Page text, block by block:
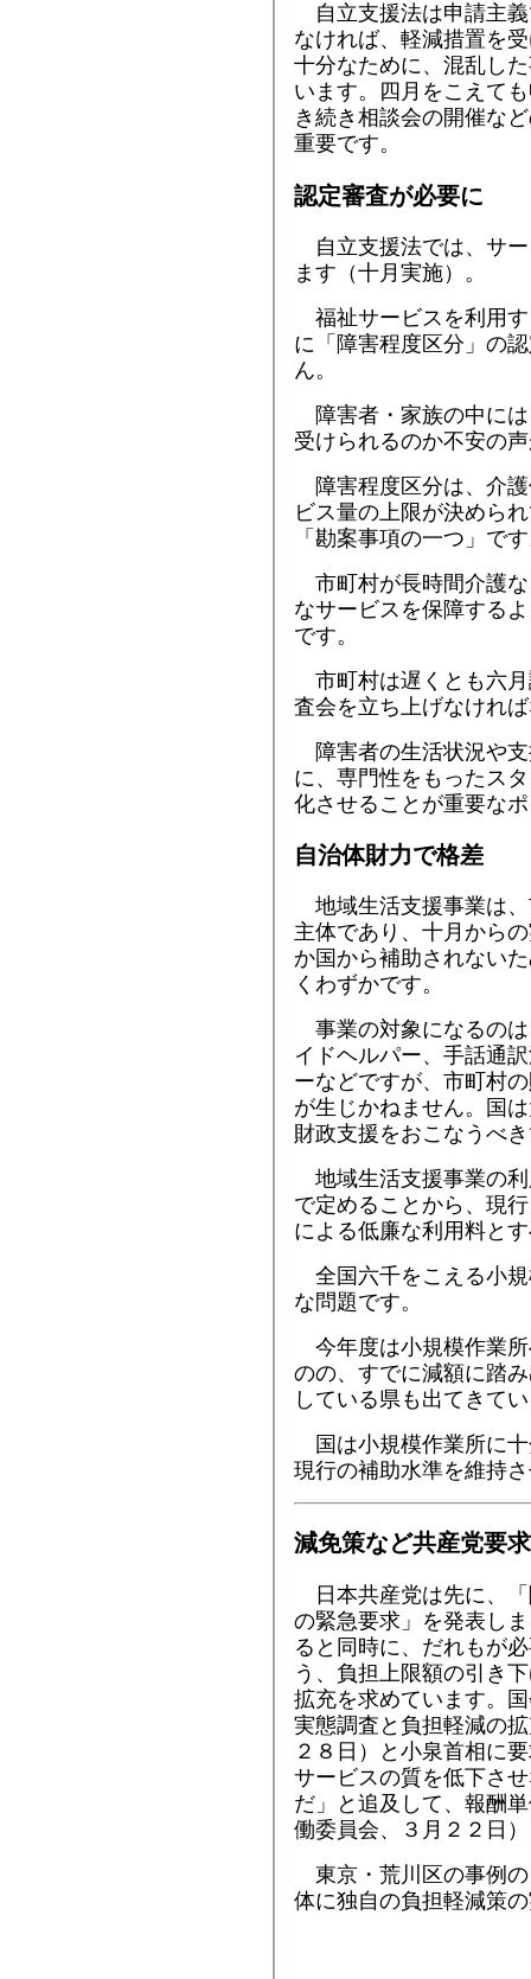
自立支援法は申請主
なければ、軽減措置を
十分なために、混乱し
います。四月をこえて
き続き相談会の開催な
重要です。
認定審査が必要に
自立支援法では、サ
ます（十月実施）。
福祉サービスを利用
に「障害程度区分」の
ん。
障害者・家族の中に
受けられるのか不安の
障害程度区分は、介
ビス量の上限が決めら
「勘案事項の一つ」で
市町村が長時間介護
なサービスを保障する
です。
市町村は遅くとも六
査会を立ち上げなけれ
障害者の生活状況や
に、専門性をもったス
化させることが重要な
自治体財力で格差
地域生活支援事業は
主体であり、十月から
か国から補助されない
くわずかです。
事業の対象になるの
イドヘルパー、手話通
ーなどですが、市町村
が生じかねません。国
財政支援をおこなうべ
地域生活支援事業の
で定めることから、現
による低廉な利用料と
全国六千をこえる小
な問題です。
今年度は小規模作業
のの、すでに減額に踏
している県も出てきて
国は小規模作業所に
現行の補助水準を維持
減免策など共産党要求
日本共産党は先に、
の緊急要求」を発表し
ると同時に、だれもが
う、負担上限額の引き
拡充を求めています。
実態調査と負担軽減の
２８日）と小泉首相に
サービスの質を低下さ
だ」と追及して、報酬
働委員会、３月２２日
東京・荒川区の事例
体に独自の負担軽減策